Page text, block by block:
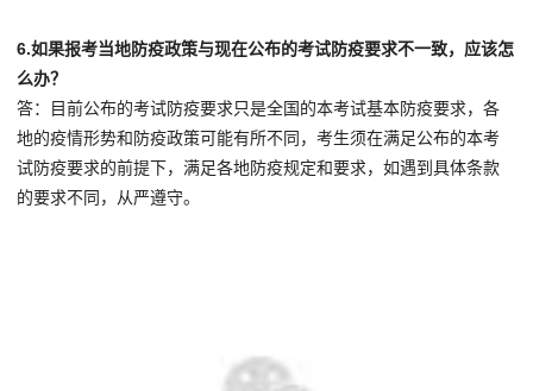
6.如果报考当地防疫政策与现在公布的考试防疫要求不一致，应该怎
么办？
答：目前公布的考试防疫要求只是全国的本考试基本防疫要求，各
地的疫情形势和防疫政策可能有所不同，考生须在满足公布的本考
试防疫要求的前提下，满足各地防疫规定和要求，如遇到具体条款
的要求不同，从严遵守。